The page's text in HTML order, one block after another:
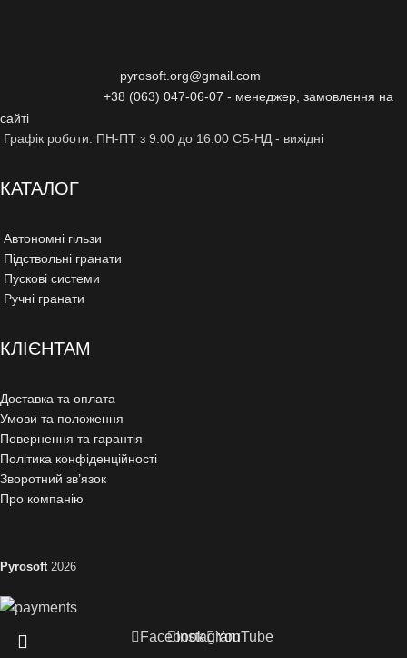
pyrosoft.org@gmail.com
+38 (063) 047-06-07 - менеджер, замовлення на
сайті
Графік роботи: ПН-ПТ з 9:00 до 16:00 СБ-НД - вихідні
КАТАЛОГ
Автономні гільзи
Підствольні гранати
Пускові системи
Ручні гранати
КЛІЄНТАМ
Доставка та оплата
Умови та положення
Повернення та гарантія
Політика конфіденційності
Зворотний зв’язок
Про компанію
Pyrosoft 2026
FacebookInstagramYouTube